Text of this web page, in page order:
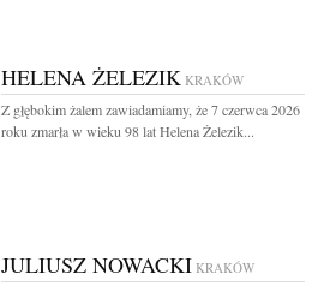
HELENA ŻELEZIK KRAKÓW
Z głębokim żalem zawiadamiamy, że 7 czerwca 2026
roku zmarła w wieku 98 lat Helena Żelezik...
JULIUSZ NOWACKI KRAKÓW